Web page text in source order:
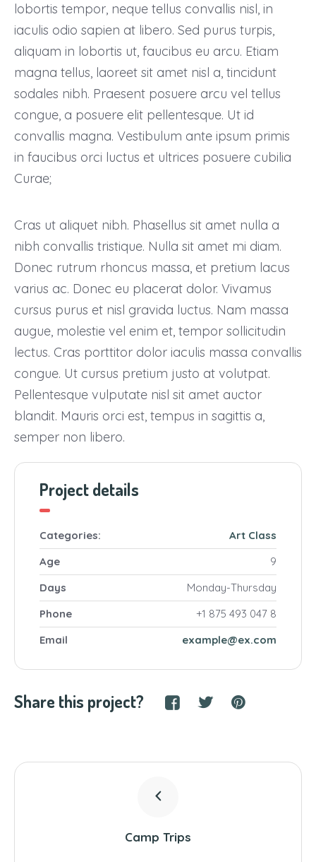
lobortis tempor, neque tellus convallis nisl, in
iaculis odio sapien at libero. Sed purus turpis,
aliquam in lobortis ut, faucibus eu arcu. Etiam
magna tellus, laoreet sit amet nisl a, tincidunt
sodales nibh. Praesent posuere arcu vel tellus
congue, a posuere elit pellentesque. Ut id
convallis magna. Vestibulum ante ipsum primis
in faucibus orci luctus et ultrices posuere cubilia
Curae;
Cras ut aliquet nibh. Phasellus sit amet nulla a
nibh convallis tristique. Nulla sit amet mi diam.
Donec rutrum rhoncus massa, et pretium lacus
varius ac. Donec eu placerat dolor. Vivamus
cursus purus et nisl gravida luctus. Nam massa
augue, molestie vel enim et, tempor sollicitudin
lectus. Cras porttitor dolor iaculis massa convallis
congue. Ut cursus pretium justo at volutpat.
Pellentesque vulputate nisl sit amet auctor
blandit. Mauris orci est, tempus in sagittis a,
semper non libero.
Project details
Categories: Art Class
Age
9
Days
Monday-Thursday
Phone
+1 875 493 047 8
Email
example@ex.com
Share this project?
Camp Trips